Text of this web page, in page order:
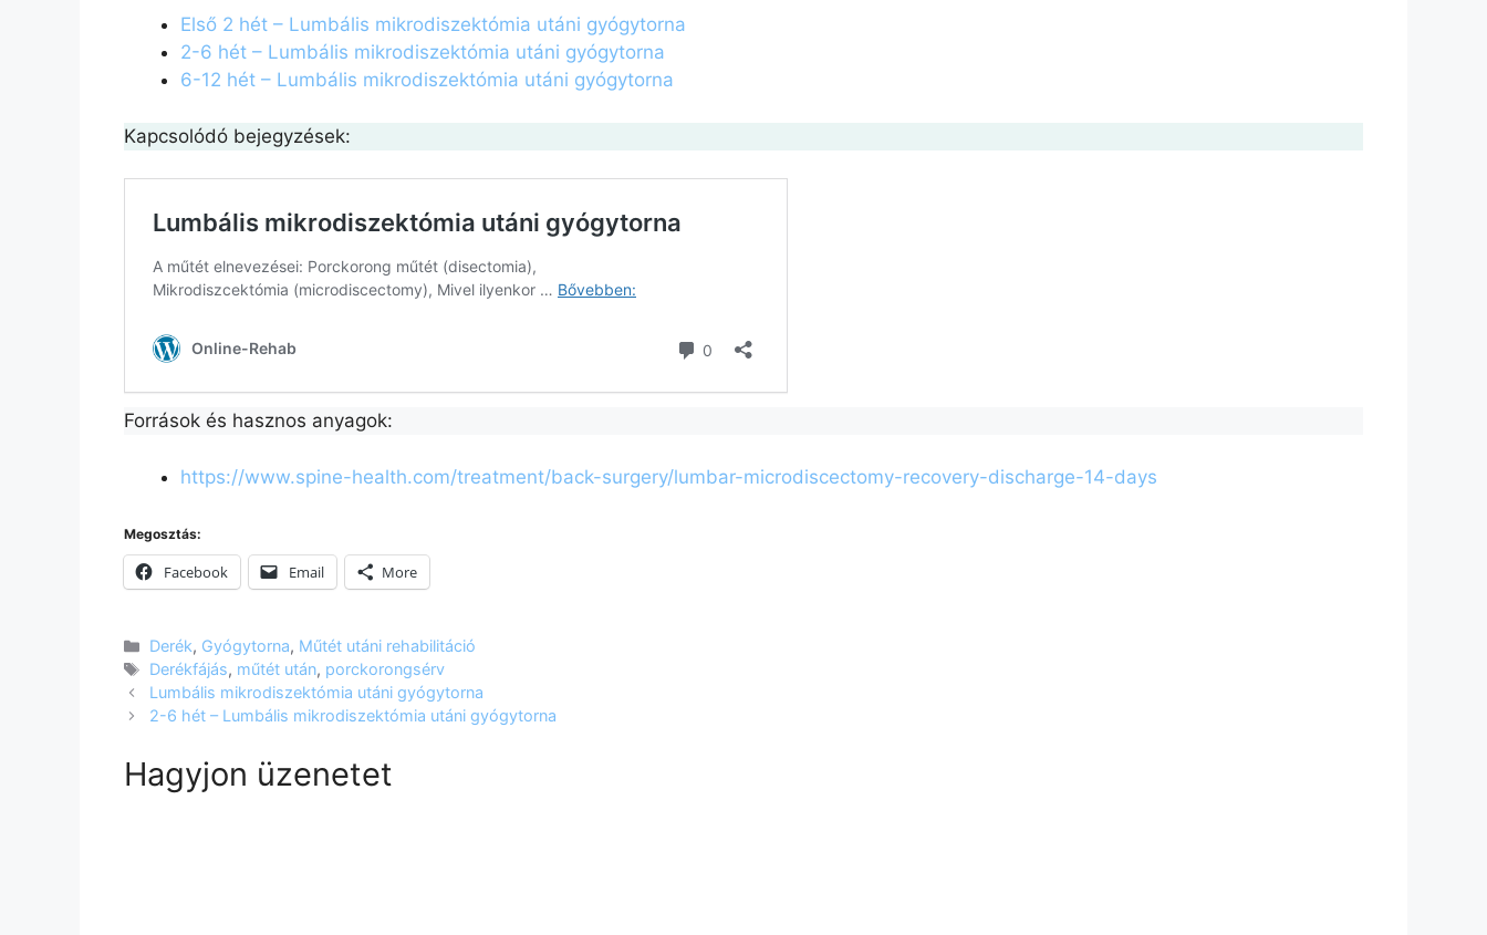
Első 2 hét – Lumbális mikrodiszektómia utáni gyógytorna
2-6 hét – Lumbális mikrodiszektómia utáni gyógytorna
6-12 hét – Lumbális mikrodiszektómia utáni gyógytorna
Kapcsolódó bejegyzések:
Források és hasznos anyagok:
https://www.spine-health.com/treatment/back-surgery/lumbar-microdiscectomy-recovery-discharge-14-days
Megosztás:
Facebook Email More
Kategória
Derék, Gyógytorna, Műtét utáni rehabilitáció
Címkék
Derékfájás, műtét után, porckorongsérv
Lumbális mikrodiszektómia utáni gyógytorna
2-6 hét – Lumbális mikrodiszektómia utáni gyógytorna
Hagyjon üzenetet